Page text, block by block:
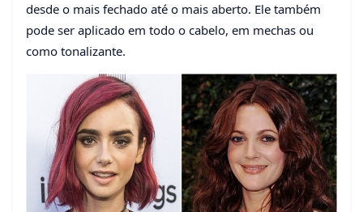
desde o mais fechado até o mais aberto. Ele também
pode ser aplicado em todo o cabelo, em mechas ou
como tonalizante.